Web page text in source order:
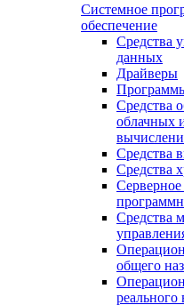
Системное
обеспечение
Средства
данных
Драйверы
Средства
облачных
Средства
Средства
Средства
общего
реального